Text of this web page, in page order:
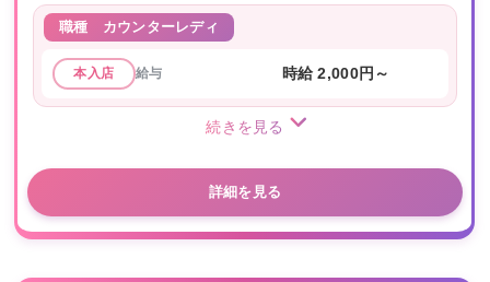
職種 カウンターレディ
本入店 給与 時給 2,000円～
続きを見る
詳細を見る